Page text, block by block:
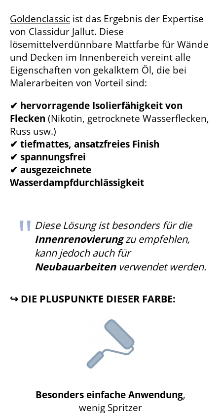
Goldenclassic ist das Ergebnis der Expertise
von Classidur Jallut. Diese
lösemittelverdünnbare Mattfarbe für Wände
und Decken im Innenbereich vereint alle
Eigenschaften von gekalktem Öl, die bei
Malerarbeiten von Vorteil sind:
✔ hervorragende Isolierfähigkeit von
Flecken (Nikotin, getrocknete Wasserflecken,
Russ usw.)
✔ tiefmattes, ansatzfreies Finish
✔ spannungsfrei
✔ ausgezeichnete
Wasserdampfdurchlässigkeit
Diese Lösung ist besonders für die
Innenrenovierungzu empfehlen,
kann jedoch auch für
Neubauarbeiten verwendet werden.
↪ DIE PLUSPUNKTE DIESER FARBE:
Besonders einfache Anwendung,
wenig Spritzer